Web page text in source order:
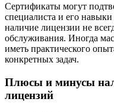
Сертификаты могут
специалиста и его
наличие лицензии не
обслуживания. Иногда
иметь практического
конкретных задач.
Плюсы и минусы
лицензий